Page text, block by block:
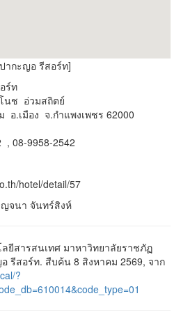
ากะญอ รีสอร์ท]
ร์ท
ช อ่วมสถิตย์
อ.เมือง จ.กำแพงเพชร 62000
, 08-9958-2542
hotel/detail/57
จนา จันทร์สิงห์
ยีสารสนเทศ มาหาวิทยาลัยราชภัฏ
รีสอร์ท. สืบค้น 8 สิงหาคม 2569, จาก
?